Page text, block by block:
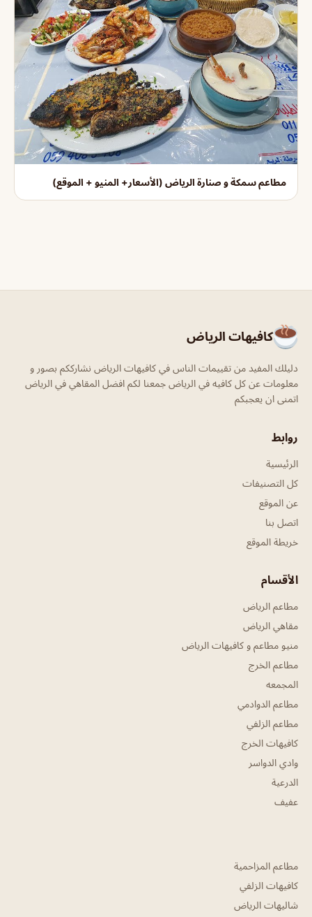
مطاعم سمكة و صنارة الرياض (الأسعار+ المنيو + الموقع)
كافيهات الرياض
دليلك المفيد من تقييمات الناس في كافيهات الرياض نشارككم بصور و
معلومات عن كل كافيه في الرياض جمعنا لكم افضل المقاهي في الرياض
اتمنى ان يعجبكم
روابط
الرئيسية
كل التصنيفات
عن الموقع
اتصل بنا
خريطة الموقع
الأقسام
مطاعم الرياض
مقاهي الرياض
منيو مطاعم و كافيهات الرياض
مطاعم الخرج
المجمعه
مطاعم الدوادمي
مطاعم الزلفي
كافيهات الخرج
وادي الدواسر
الدرعية
عفيف
مطاعم المزاحمية
كافيهات الزلفي
شاليهات الرياض